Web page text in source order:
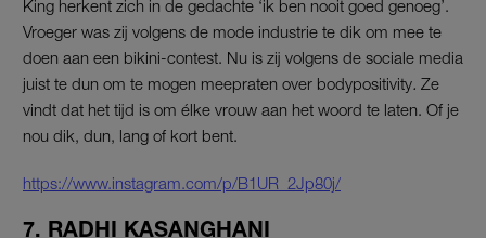
King herkent zich in de gedachte ‘ik ben nooit goed genoeg’.
Vroeger was zij volgens de mode industrie te dik om mee te
doen aan een bikini-contest. Nu is zij volgens de sociale media
juist te dun om te mogen meepraten over bodypositivity Ze
vindt dat het tijd is om élke vrouw aan het woord te laten. Of je
nou dik, dun, lang of kort bent.
https://www.instagram.com/p/B1UR_2Jp80j/
7. RADHI KASANGHANI